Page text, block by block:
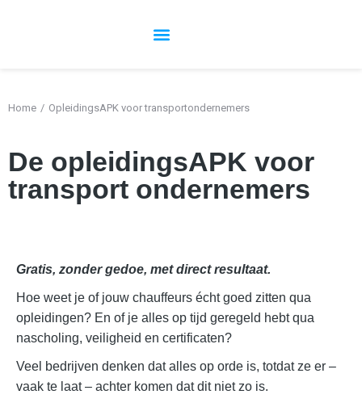
Je bent hier:
Home OpleidingsAPK voor transportondernemers
De opleidingsAPK voor
transport ondernemers
Gratis, zonder gedoe, met direct resultaat.
Hoe weet je of jouw chauffeurs écht goed zitten qua
opleidingen? En of je alles op tijd geregeld hebt qua
nascholing, veiligheid en certificaten?
Veel bedrijven denken dat alles op orde is, totdat ze er –
vaak te laat – achter komen dat dit niet zo is.